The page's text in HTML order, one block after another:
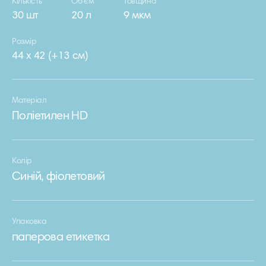
Кількість
30 шт
Об’єм
20 л
Товщина
9 мкм
Розмір
44 х 42 (+13 см)
Матеріал
Поліетилен HD
Колір
Cиній, фіолетовий
Упаковка
паперова етикетка